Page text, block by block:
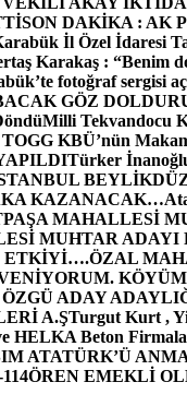
SON DAKİKA : AK
İl Özel İdaresi
Karakaş :
fotoğraf sergisi
GÖZ
Milli Tekvandocu
KBÜ’nün
Türker
KAZANACAK…
MAHALLESİ
MUHTAR
ETKİYİ….ÖZAL
ADAY
A.ŞTurgut Kurt ,
HELKA Beton
ATATÜRK’Ü
114ÖREN EMEKLİ